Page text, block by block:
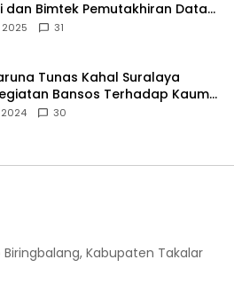
dan Bimtek Pemutakhiran Data
31
Tunas Kahal Suralaya
Bansos Terhadap Kaum
Anak Yatim-Piatu
2024 30
Biringbalang, Kabupaten Takalar